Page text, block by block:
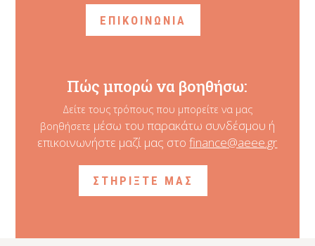
ΕΠΙΚΟΙΝΩΝΙΑ
Πώς μπορώ να βοηθήσω:
Δείτε τους τρόπους που μπορείτε να μας
βοηθήσετε μέσω του παρακάτω συνδέσμου ή
επικοινωνήστε μαζί μας στοfinance@aeee.gr
ΣΤΗΡΙΞΤΕ ΜΑΣ